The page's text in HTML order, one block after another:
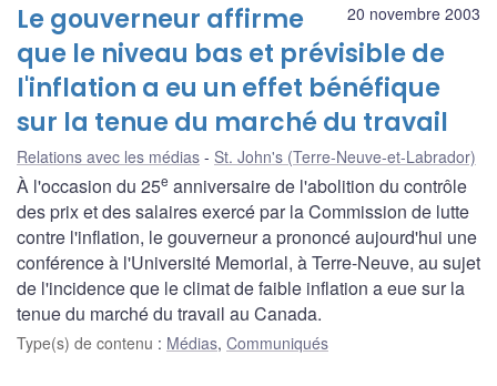
20 novembre 2003
Le gouverneur affirme
que le niveau bas et prévisible de
l'inflation a eu un effet bénéfique
sur la tenue du marché du travail
Relations avec les médias St. John's (Terre-Neuve-et-Labrador)
À l'occasion du 25e anniversaire de l'abolition du contrôle
des prix et des salaires exercé par la Commission de lutte
contre l'inflation, le gouverneur a prononcé aujourd'hui une
conférence à l'Université Memorial, à Terre-Neuve, au sujet
de l'incidence que le climat de faible inflation a eue sur la
tenue du marché du travail au Canada.
Type(s) de contenu : Médias, Communiqués